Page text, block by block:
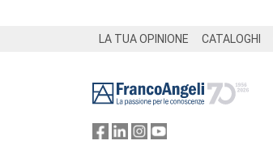
LA TUA OPINIONE CATALOGHI